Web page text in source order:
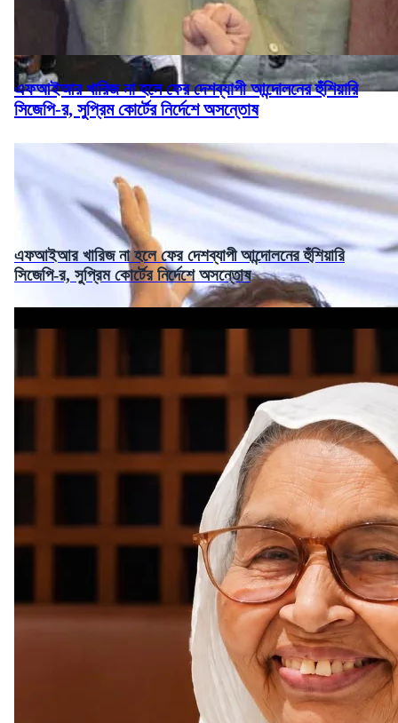
এফআইআর খারিজ না হলে ফের দেশব্যাপী আন্দোলনের হুঁশিয়ারি
সিজেপি-র, সুপ্রিম কোর্টের নির্দেশে অসন্তোষ
এফআইআর খারিজ না হলে ফের দেশব্যাপী আন্দোলনের হুঁশিয়ারি
সিজেপি-র, সুপ্রিম কোর্টের নির্দেশে অসন্তোষ